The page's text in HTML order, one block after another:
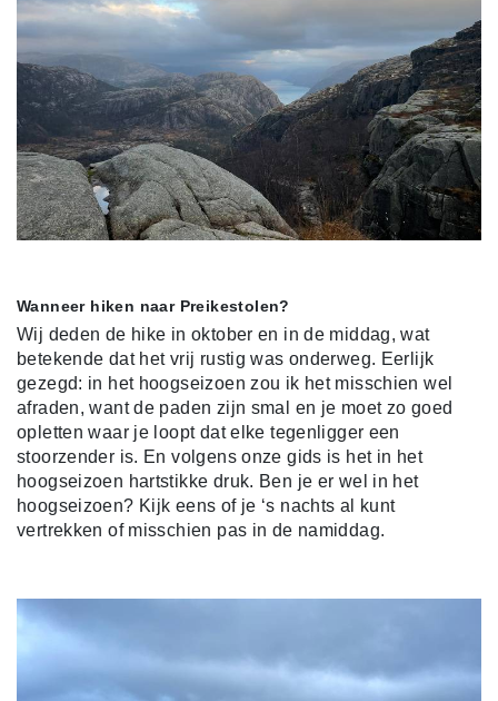
Wanneer hiken naar Preikestolen?
Wij deden de hike in oktober en in de middag, wat
betekende dat het vrij rustig was onderweg. Eerlijk
gezegd: in het hoogseizoen zou ik het misschien wel
afraden, want de paden zijn smal en je moet zo goed
opletten waar je loopt dat elke tegenligger een
stoorzender is. En volgens onze gids is het in het
hoogseizoen hartstikke druk. Ben je er wel in het
hoogseizoen? Kijk eens of je ‘s nachts al kunt
vertrekken of misschien pas in de namiddag.